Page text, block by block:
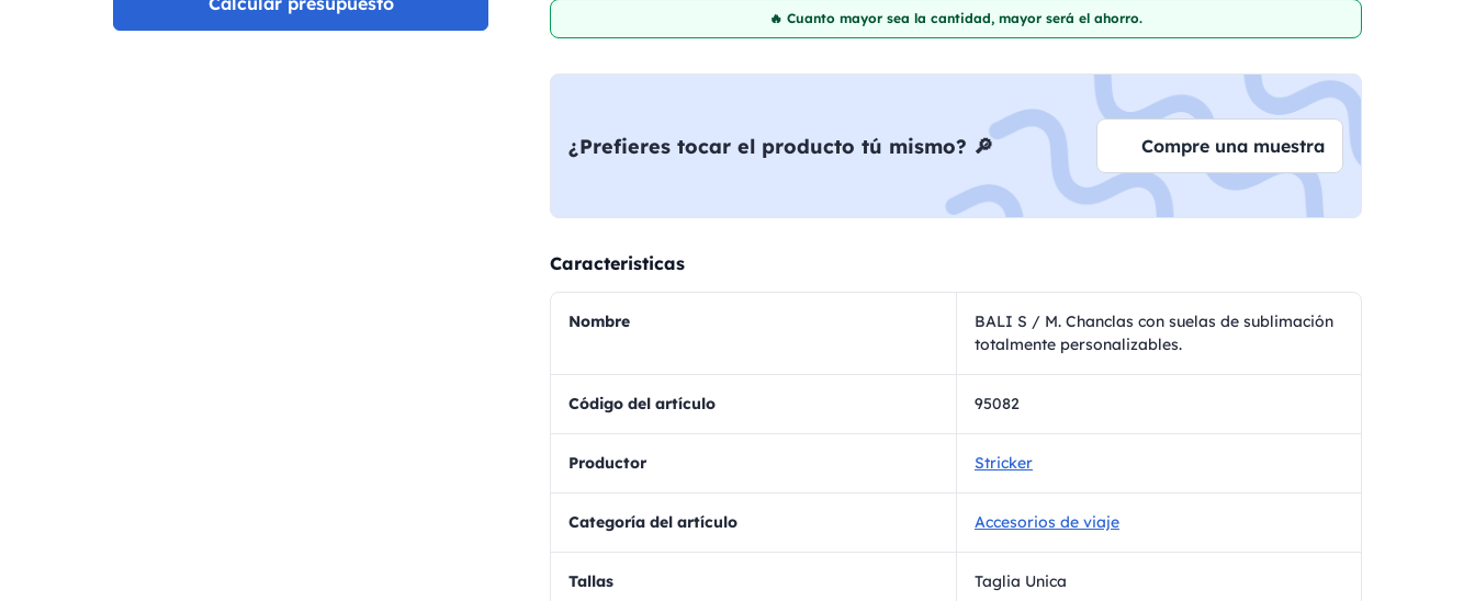
🔥 Cuanto mayor sea la cantidad, mayor será el ahorro.
¿Prefieres tocar el producto tú mismo? 🔎 Compre una muestra
Caracteristicas
Nombre
BALI S / M. Chanclas con suelas de sublimación
totalmente personalizables.
Código del artículo 95082
Productor Stricker
Categoría del artículo Accesorios de viaje
Tallas Taglia Unica